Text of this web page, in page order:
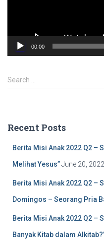
00:00
S
e
h
Search …
Recent Posts
Berita Misi Anak 2022 Q2 –
Melihat Yesus”June 20, 2022
Berita Misi Anak 2022 Q2 –
Domingos – Seorang Pria
Berita Misi Anak 2022 Q2 –
Banyak Kitab dalam